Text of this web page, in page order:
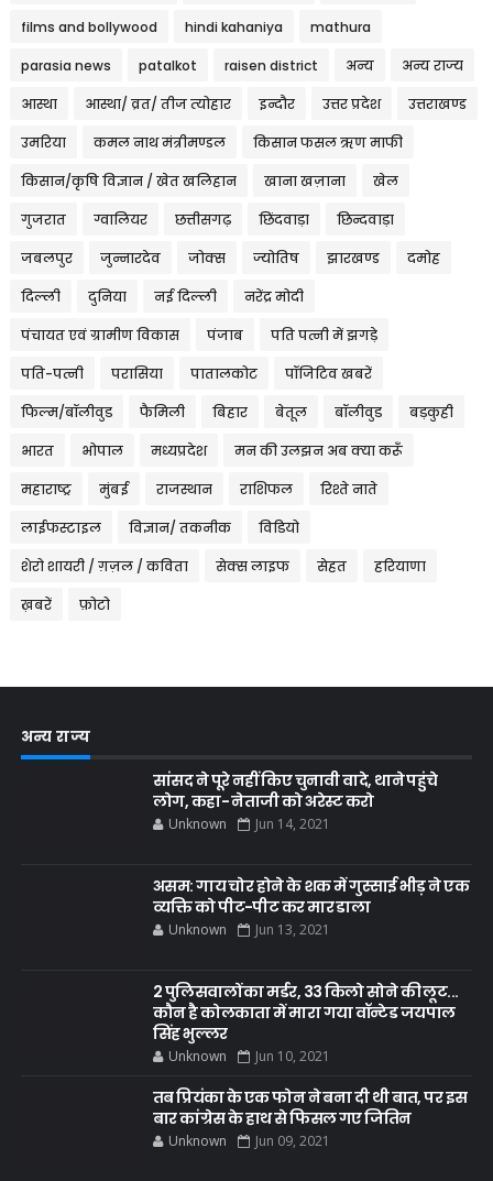
films and bollywood hindi kahaniya mathura
parasia news patalkot raisen district अन्य अन्य राज्य
आस्था आस्था/ व्रत/ तीज त्‍योहार इन्दौर उत्तर प्रदेश उत्तराखण्ड
उमरिया कमल नाथ मंत्रीमण्डल किसान फसल ऋण माफी
किसान/कृषि विज्ञान / खेत खलिहान खाना खज़ाना खेल
गुजरात ग्वालियर छत्तीसगढ़ छिंदवाड़ा छिन्दवाड़ा
जबलपुर जुन्नारदेव जोक्स ज्योतिष झारखण्ड दमोह
दिल्ली दुनिया नई दिल्ली नरेंद्र मोदी
पंचायत एवं ग्रामीण विकास पंजाब पति पत्नी में झगड़े
पति-पत्नी परासिया पातालकोट पॉजिटिव खबरें
फिल्म/बॉलीवुड फैमिली बिहार बेतूल बॉलीवुड बड़कुही
भारत भोपाल मध्यप्रदेश मन की उलझन अब क्या करूँ
महाराष्ट्र मुंबई राजस्थान राशिफल रिश्ते नाते
लाईफस्टाइल विज्ञान/ तकनीक विडियो
शेरो शायरी / ग़ज़ल / कविता सेक्स लाइफ सेहत हरियाणा
ख़बरें फ़ोटो
अन्य राज्य
सांसद ने पूरे नहीं किए चुनावी वादे, थाने पहुंचे
लोग, कहा- नेताजी को अरेस्ट करो
Unknown Jun 14, 2021
असम: गाय चोर होने के शक में गुस्साई भीड़ ने एक
व्यक्ति को पीट-पीट कर मार डाला
Unknown Jun 13, 2021
2 पुलिसवालों का मर्डर, 33 किलो सोने की लूट...
कौन है कोलकाता में मारा गया वॉन्टेड जयपाल
सिंह भुल्लर
Unknown Jun 10, 2021
तब प्रियंका के एक फोन ने बना दी थी बात, पर इस
बार कांग्रेस के हाथ से फिसल गए जितिन
Unknown Jun 09, 2021